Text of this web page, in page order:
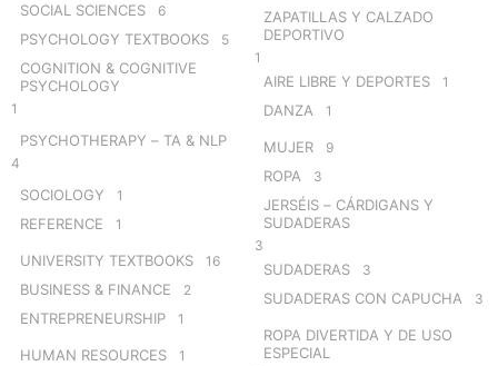
SOCIAL SCIENCES 6
PSYCHOLOGY TEXTBOOKS 5
COGNITION & COGNITIVE
PSYCHOLOGY
1
PSYCHOTHERAPY – TA & NLP
4
SOCIOLOGY 1
REFERENCE 1
UNIVERSITY TEXTBOOKS 16
BUSINESS & FINANCE 2
ENTREPRENEURSHIP 1
HUMAN RESOURCES 1
ZAPATILLAS Y CALZADO
DEPORTIVO
1
AIRE LIBRE Y DEPORTES 1
DANZA 1
MUJER 9
ROPA 3
JERSÉIS – CÁRDIGANS Y
SUDADERAS
3
SUDADERAS 3
SUDADERAS CON CAPUCHA 3
ROPA DIVERTIDA Y DE USO
ESPECIAL